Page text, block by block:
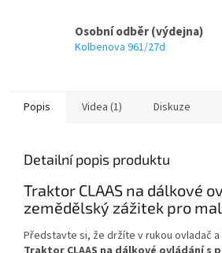
Osobní odběr (výdejna)
Kolbenova 961/27d
Popis Videa (1) Diskuze
Detailní popis produktu
Traktor CLAAS na dálkové
zemědělský zážitek pro
Představte si, že držíte v rukou ovladač